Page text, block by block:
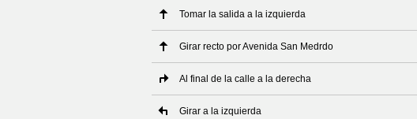
Tomar la salida a la izquierda
Girar recto por Avenida San Medrdo
Al final de la calle a la derecha
Girar a la izquierda